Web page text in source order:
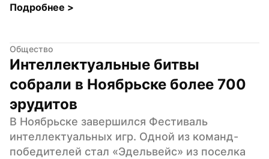
Подробнее >
Общество
Интеллектуальные битвы
собрали в Ноябрьске более 700
эрудитов
В Ноябрьске завершился Фестиваль
интеллектуальных игр. Одной из команд-
победителей стал «Эдельвейс» из поселка